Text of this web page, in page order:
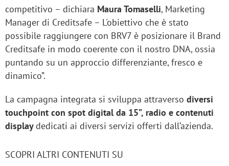
competitivo – dichiara Maura Tomaselli, Marketing
Manager di Creditsafe – L'obiettivo che è stato
possibile raggiungere con BRV7 è posizionare il Brand
Creditsafe in modo coerente con il nostro DNA, ossia
puntando su un approccio differenziante, fresco e
dinamico”.
La campagna integrata si sviluppa attraverso diversi
touchpoint con spot digital da 15”, radio e contenuti
display dedicati ai diversi servizi offerti dall’azienda.
SCOPRI ALTRI CONTENUTI SU